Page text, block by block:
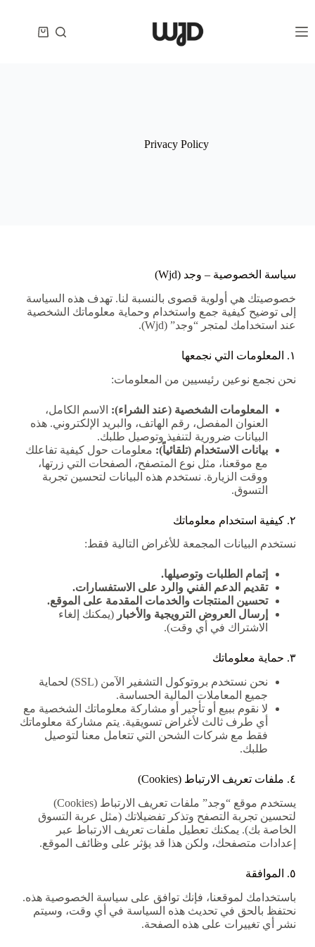
Privacy Policy
سياسة الخصوصية – وجد (Wjd)
خصوصيتك هي أولوية قصوى بالنسبة لنا. تهدف هذه السياسة
إلى توضيح كيفية جمع واستخدام وحماية معلوماتك الشخصية
عند استخدامك لمتجر “وجد” (Wjd).
١. المعلومات التي نجمعها
نحن نجمع نوعين رئيسيين من المعلومات:
المعلومات الشخصية (عند الشراء): الاسم الكامل،
العنوان المفصل، رقم الهاتف، والبريد الإلكتروني. هذه
البيانات ضرورية لتنفيذ وتوصيل طلبك.
بيانات الاستخدام (تلقائياً): معلومات حول كيفية تفاعلك
مع موقعنا، مثل نوع المتصفح، الصفحات التي زرتها،
ووقت الزيارة. نستخدم هذه البيانات لتحسين تجربة
التسوق.
٢. كيفية استخدام معلوماتك
نستخدم البيانات المجمعة للأغراض التالية فقط:
إتمام الطلبات وتوصيلها.
تقديم الدعم الفني والرد على الاستفسارات.
تحسين المنتجات والخدمات المقدمة على الموقع.
إرسال العروض الترويجية والأخبار (يمكنك إلغاء
الاشتراك في أي وقت).
٣. حماية معلوماتك
نحن نستخدم بروتوكول التشفير الآمن (SSL) لحماية
جميع المعاملات المالية الحساسة.
لا نقوم ببيع أو تأجير أو مشاركة معلوماتك الشخصية مع
أي طرف ثالث لأغراض تسويقية. يتم مشاركة معلوماتك
فقط مع شركات الشحن التي تتعامل معنا لتوصيل
طلبك.
٤. ملفات تعريف الارتباط (Cookies)
يستخدم موقع “وجد” ملفات تعريف الارتباط (Cookies)
لتحسين تجربة التصفح وتذكر تفضيلاتك (مثل عربة التسوق
الخاصة بك). يمكنك تعطيل ملفات تعريف الارتباط عبر
إعدادات متصفحك، ولكن هذا قد يؤثر على وظائف الموقع.
٥. الموافقة
باستخدامك لموقعنا، فإنك توافق على سياسة الخصوصية هذه.
نحتفظ بالحق في تحديث هذه السياسة في أي وقت، وسيتم
نشر أي تغييرات على هذه الصفحة.